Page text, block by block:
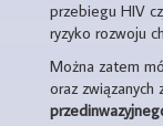
przebiegu HIV
ryzyko rozwoju
Można zatem
oraz związanych